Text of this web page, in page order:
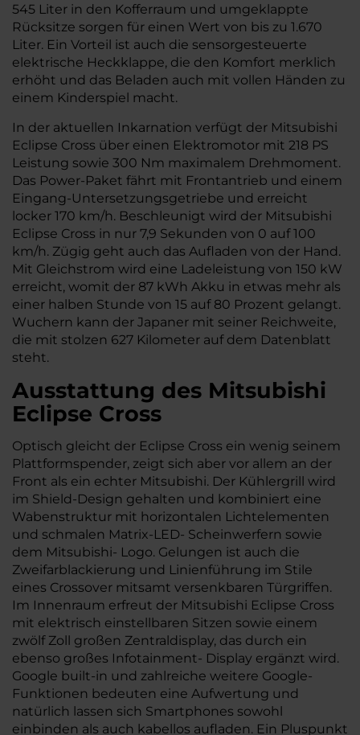
545 Liter in den Kofferraum und umgeklappte
Rücksitze sorgen für einen Wert von bis zu 1.670
Liter. Ein Vorteil ist auch die sensorgesteuerte
elektrische Heckklappe, die den Komfort merklich
erhöht und das Beladen auch mit vollen Händen zu
einem Kinderspiel macht.
In der aktuellen Inkarnation verfügt der Mitsubishi
Eclipse Cross über einen Elektromotor mit 218 PS
Leistung sowie 300 Nm maximalem Drehmoment.
Das Power-Paket fährt mit Frontantrieb und einem
Eingang-Untersetzungsgetriebe und erreicht
locker 170 km/h. Beschleunigt wird der Mitsubishi
Eclipse Cross in nur 7,9 Sekunden von 0 auf 100
km/h. Zügig geht auch das Aufladen von der Hand.
Mit Gleichstrom wird eine Ladeleistung von 150 kW
erreicht, womit der 87 kWh Akku in etwas mehr als
einer halben Stunde von 15 auf 80 Prozent gelangt.
Wuchern kann der Japaner mit seiner Reichweite,
die mit stolzen 627 Kilometer auf dem Datenblatt
steht.
Ausstattung des Mitsubishi
Eclipse Cross
Optisch gleicht der Eclipse Cross ein wenig seinem
Plattformspender, zeigt sich aber vor allem an der
Front als ein echter Mitsubishi. Der Kühlergrill wird
im Shield-Design gehalten und kombiniert eine
Wabenstruktur mit horizontalen Lichtelementen
und schmalen Matrix-LED- Scheinwerfern sowie
dem Mitsubishi- Logo. Gelungen ist auch die
Zweifarblackierung und Linienführung im Stile
eines Crossover mitsamt versenkbaren Türgriffen.
Im Innenraum erfreut der Mitsubishi Eclipse Cross
mit elektrisch einstellbaren Sitzen sowie einem
zwölf Zoll großen Zentraldisplay, das durch ein
ebenso großes Infotainment- Display ergänzt wird.
Google built-in und zahlreiche weitere Google-
Funktionen bedeuten eine Aufwertung und
natürlich lassen sich Smartphones sowohl
einbinden als auch kabellos aufladen. Ein Pluspunkt